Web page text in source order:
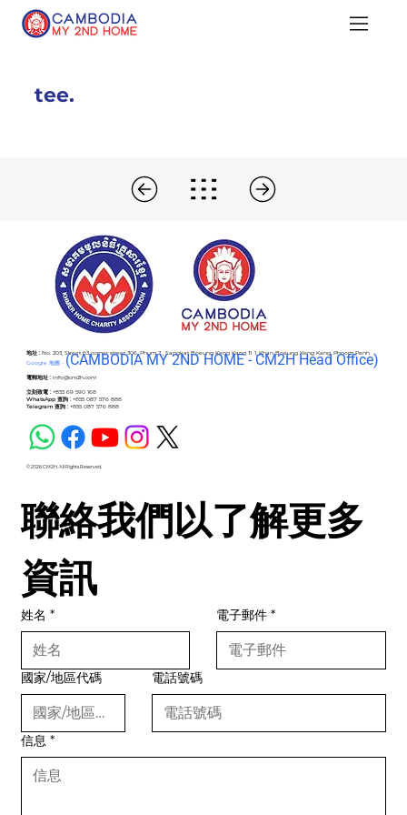
tee.
地址 :No. 203, Street 63 corner street 306, Phum 2 , Sangkat Boeung Keng Kang Ti 1, Khan Boeung Keng Kang, Phnom Penh
Google 地圖 - (CAMBODIA MY 2ND HOME - CM2H Head Office)
電郵地址 : info@cm2h.com
立刻致電 :+855 69 590 168
WhatsApp 查詢 :+855 087 576 888
Telegram 查詢 :+855 087 576 888
© 2026 CM2H. All Rights Reserved.
聯絡我們以了解更多
資訊
姓名 * 電子郵件 *
國家/地區代碼 電話號碼
信息 *